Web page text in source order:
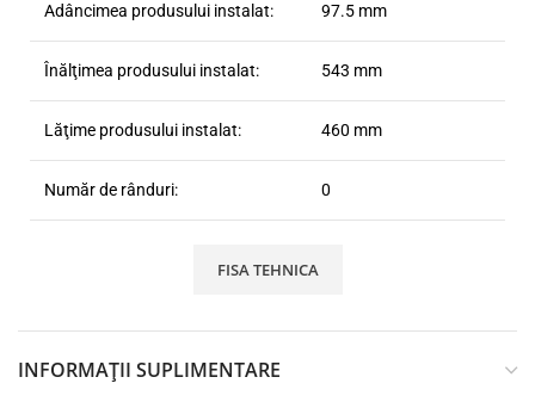
Adâncimea produsului instalat: 97.5 mm
Înălţimea produsului instalat: 543 mm
Lăţime produsului instalat: 460 mm
Număr de rânduri: 0
FISA TEHNICA
INFORMAȚII SUPLIMENTARE